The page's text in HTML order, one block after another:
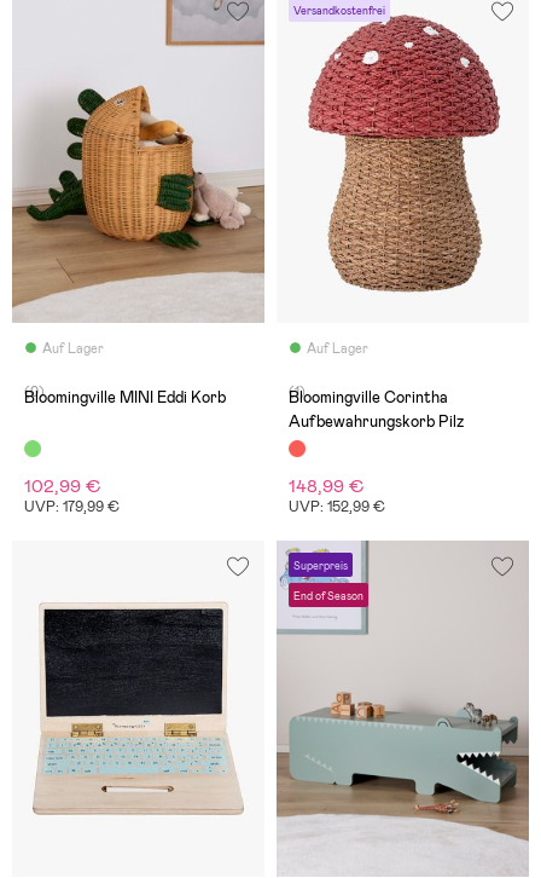
Auf Lager
(0)
Bloomingville MINI Eddi Korb
102,99 €
UVP: 179,99 €
Versandkostenfrei
Auf Lager
(1)
Bloomingville Corintha
Aufbewahrungskorb Pilz
148,99 €
UVP: 152,99 €
Superpreis
End of Season